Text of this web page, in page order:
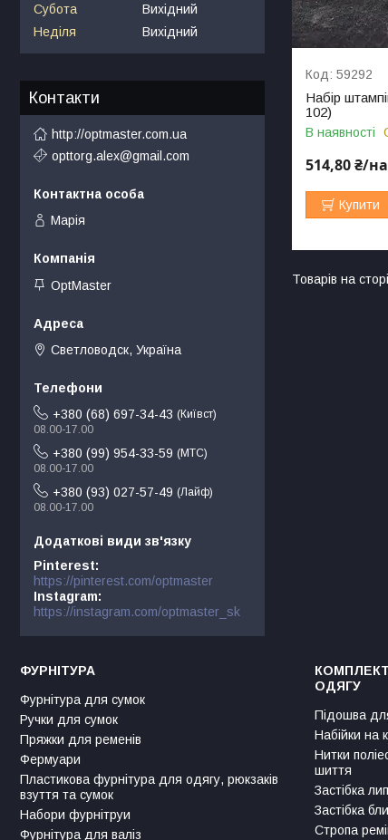
59292
Набір
102)
В наявності
514,80 ₴/
Купити
Субота
Вихідний
Неділя
Вихідний
Контакти
http://optmaster.com.ua
opttorg.alex@gmail.com
Марія
OptMaster
Светловодск, Україна
+380 (68) 697-34-43
Київст
08.00-17.00
+380 (99) 954-33-59
МТС
08.00-17.00
+380 (93) 027-57-49
Лайф
08.00-17.00
Pinterest
https://pinterest.com/optmaster
Instagram
https://instagram.com/optmaster_sk
ФУРНІТУРА
Фурнітура для сумок
Ручки для сумок
Пряжки для ременів
Фермуари
Пластикова фурнітура для одягу, рюкзаків
взуття та сумок
Набори фурнітруи
Фурнітура для валіз
ОДЯГУ
Підошва
Набійки на
Нитки
шиття
Застібка
Застібка
Стропа